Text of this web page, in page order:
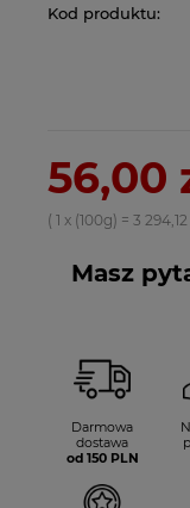
Kod produktu:
56,00
( 1 x (100g) = 3 294,12
Masz
Darmowa
dostawa
od 150 PLN